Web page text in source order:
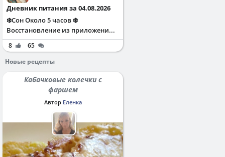
Дневник питания за 04.08.2026
❄️Сон Около 5 часов ❄️
Восстановление из приложени...
8
65
Новые рецепты
Кабачковые колечки с
фаршем
Автор Еленка